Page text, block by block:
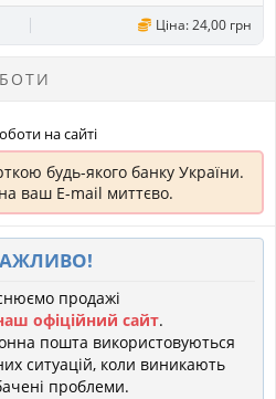
Ціна: 24,00 грн
будь-якого банку України.
ваш E-mail миттєво.
продажі
офіційний сайт.
пошта використовуються
ситуацій, коли виникають
проблеми.